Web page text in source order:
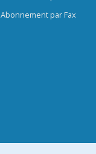
Abonnement par Fax